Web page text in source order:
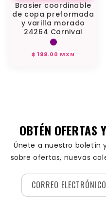
Brasier coordinable
de copa preformada
y varilla morado
24264 Carnival
Precio
$ 199.00 MXN
OBTÉN OFERTAS
Únete a nuestro boletín
sobre ofertas, nuevas
CORREO ELECTRÓNICO